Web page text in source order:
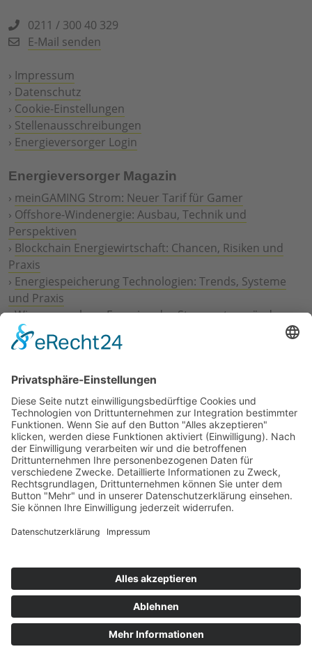
0211 / 300 40 329
E-Mail senden
› Impressum
› Datenschutz
› Cookie-Einstellungen
› Stellenausschreibungen
› Energieversorger Login
Energieversorger Magazin
› meinGAMING Strom: Neuer Tarif für Gamer
› Offshore-Windenergie: Ausbau, Technik und
Perspektiven
› Blockchain Energiewirtschaft: Chancen, Risiken und
Praxis
› Energiespeicherung Technologien: Trends, Systeme
und Praxis
›Wie erneuerbare Energien das Stromnetz verändern
Digitalisierung Energiewirtschaft: Effizienz, Netze und
Prozesse
Geschäftsmodelle
›Vorstandswechsel Westenergie: Böddeling übernimmt
befristet
›Wasserstoff-Hochlauf: Dialog, Infrastruktur und
konkrete Schritte
›Solaranlage Regenbogenfarben: FC St. Pauli und
LichtBlick installieren erste weltweite Anlage
Jetzt an der STUDIE360 teilnehmen
Wir möchten Transparenz mit einheitlichen Kriterien
kostenlose Teilnahme wichtig. Die Ergebnisse werden
umgehend nach Teilnahme und Auswertung auf
unserer Webseite zur Verfügung gestellt.
Jetzt teilnehmen